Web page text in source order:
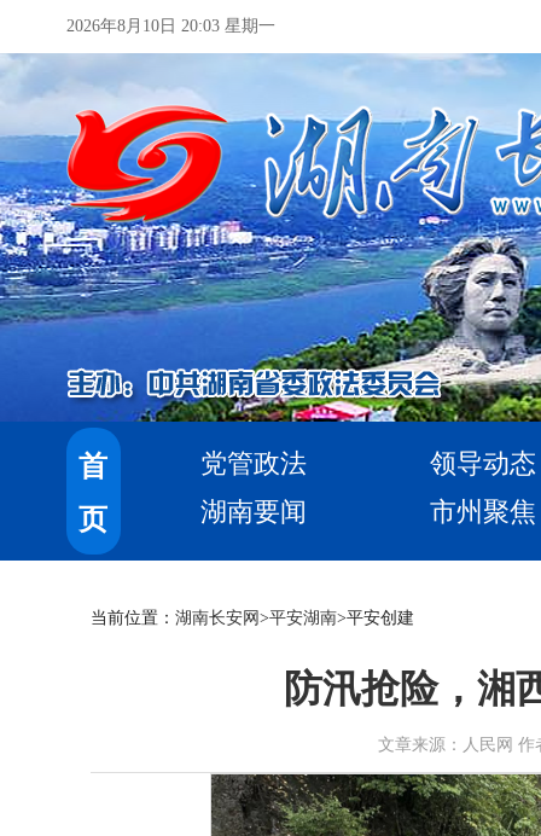
2026年8月10日 20:03 星期一
首
页
党管政法
领导动态
湖南要闻
市州聚焦
当前位置： 湖南长安网 >平安湖南>平安创建
防汛抢险，湘
文章来源：人民网 作